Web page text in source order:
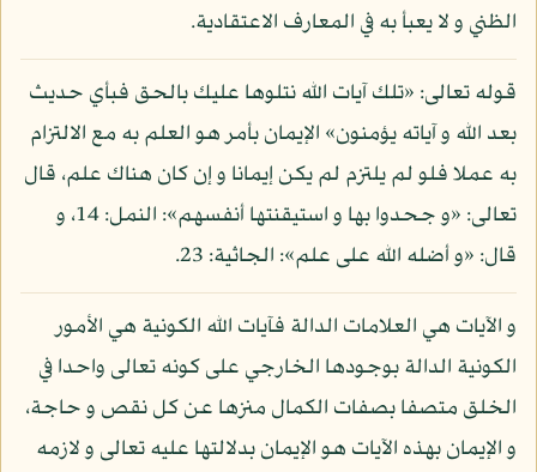
الظني و لا يعبأ به في المعارف الاعتقادية.
قوله تعالى: «تلك آيات الله نتلوها عليك بالحق فبأي حديث
بعد الله و آياته يؤمنون» الإيمان بأمر هو العلم به مع الالتزام
به عملا فلو لم يلتزم لم يكن إيمانا و إن كان هناك علم، قال
تعالى: «و جحدوا بها و استيقنتها أنفسهم»: النمل: 14، و
قال: «و أضله الله على علم»: الجاثية: 23.
و الآيات هي العلامات الدالة فآيات الله الكونية هي الأمور
الكونية الدالة بوجودها الخارجي على كونه تعالى واحدا في
الخلق متصفا بصفات الكمال منزها عن كل نقص و حاجة،
و الإيمان بهذه الآيات هو الإيمان بدلالتها عليه تعالى و لازمه